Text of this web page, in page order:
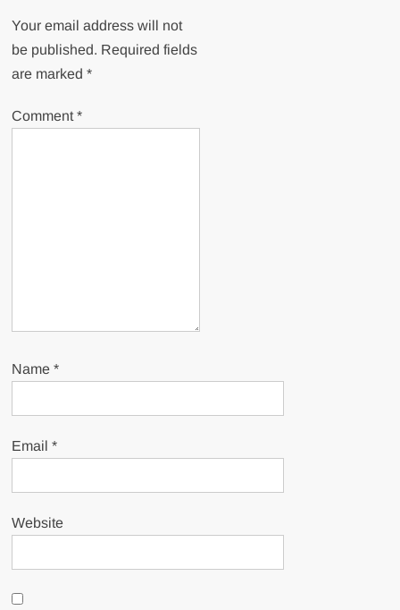
Your email address will not
be published. Required fields
are marked*
Comment*
Name*
Email*
Website